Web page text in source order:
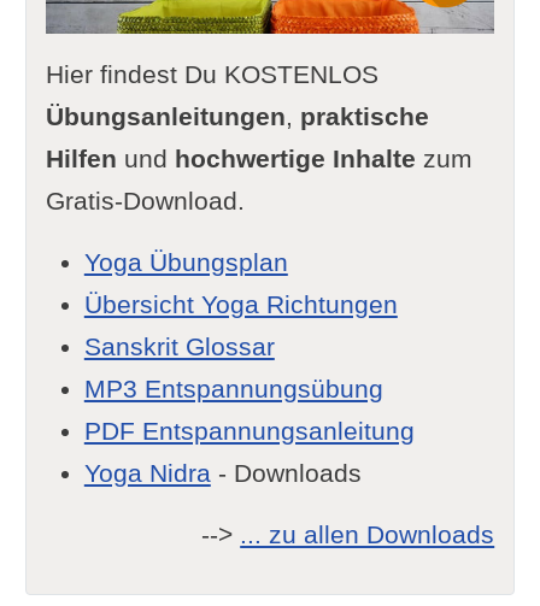
Hier findest Du KOSTENLOS
Übungsanleitungen, praktische
Hilfen und hochwertige Inhalte zum
Gratis-Download.
Yoga Übungsplan
Übersicht Yoga Richtungen
Sanskrit Glossar
MP3 Entspannungsübung
PDF Entspannungsanleitung
Yoga Nidra- Downloads
--> ... zu allen Downloads